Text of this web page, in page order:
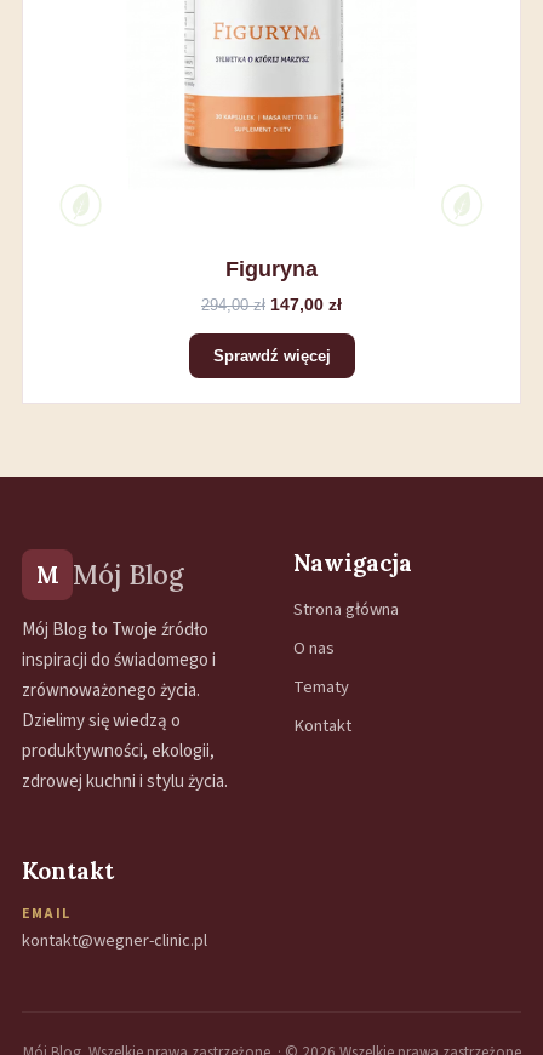
Figuryna
294,00 zł 147,00 zł
Sprawdź więcej
M Mój Blog
Mój Blog to Twoje źródło
inspiracji do świadomego i
zrównoważonego życia.
Dzielimy się wiedzą o
produktywności, ekologii,
zdrowej kuchni i stylu życia.
Nawigacja
Strona główna
O nas
Tematy
Kontakt
Kontakt
EMAIL
kontakt@wegner-clinic.pl